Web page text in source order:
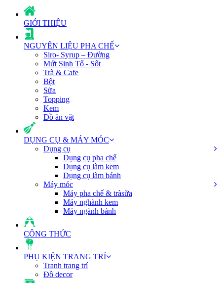
GIỚI THIỆU
NGUYÊN LIỆU PHA CHẾ
Siro- Syrup – Đường
Mứt Sinh Tố - Sốt
Trà & Cafe
Bột
Sữa
Topping
Kem
Đồ ăn vặt
DỤNG CỤ & MÁY MÓC
Dụng cụ
Dụng cụ pha chế
Dụng cụ làm kem
Dụng cụ làm bánh
Máy móc
Máy pha chế & tràsữa
Máy nghành kem
Máy ngành bánh
CÔNG THỨC
PHỤ KIỆN TRANG TRÍ
Tranh trang trí
Đồ decor